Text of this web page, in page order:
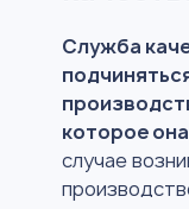
Служба
которое
случае